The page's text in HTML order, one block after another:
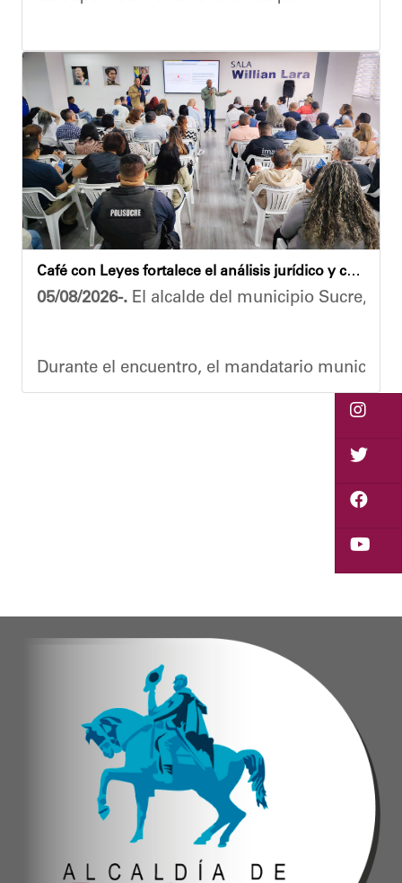
Las obras en ejecución contemplan la pintura
El alcalde Diógenes Lara expresó sus
"Damos las gracias por esta recuperación en
​Por su parte, el gobernador del estado
​"Tenemos un desafío en todo el estado
Finalmente, el ministro de Educación, Héctor
Esta jornada ratifica el esfuerzo articulado
Café con Leyes fortalece el análisis jurídico y constitucional en el municipio Sucre
05/08/2026-. El alcalde del municipio Sucre,
Durante el encuentro, el mandatario
El programa "Café con Leyes" se consolida
Oskarina Rosso.